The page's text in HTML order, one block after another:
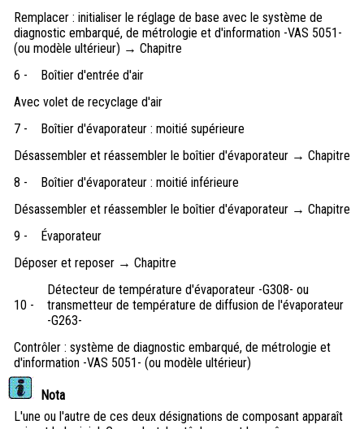
Remplacer : initialiser le réglage de base avec le système de
diagnostic embarqué, de métrologie et d'information -VAS 5051-
(ou modèle ultérieur) → Chapitre
6 -
Boîtier d'entrée d'air
Avec volet de recyclage d'air
7 -
Boîtier d'évaporateur : moitié supérieure
Désassembler et réassembler le boîtier d'évaporateur → Chapitre
8 -
Boîtier d'évaporateur : moitié inférieure
Désassembler et réassembler le boîtier d'évaporateur → Chapitre
9 -
Évaporateur
Déposer et reposer → Chapitre
10 -
Détecteur de température d'évaporateur -G308- ou
transmetteur de température de diffusion de l'évaporateur
-G263-
Contrôler : système de diagnostic embarqué, de métrologie et
d'information -VAS 5051- (ou modèle ultérieur)
Nota
L'une ou l'autre de ces deux désignations de composant apparaît